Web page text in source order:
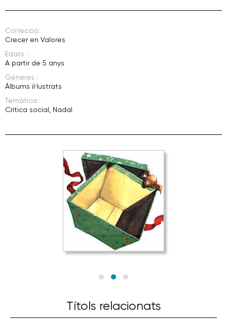
Col·lecció:
Crecer en Valores
Edats :
A partir de 5 anys
Gèneres :
Àlbums il·lustrats
Temàtica :
Crítica social Nadal
Títols relacionats